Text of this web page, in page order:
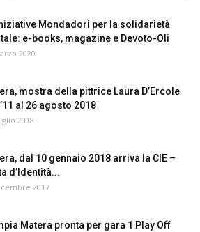
Mondadori per la solidarietà
e-books, magazine e Devoto-Oli
2020
mostra della pittrice Laura D’Ercole
al 26 agosto 2018
2018
dal 10 gennaio 2018 arriva la CIE –
d’Identità...
2017
Matera pronta per gara 1 Play Off